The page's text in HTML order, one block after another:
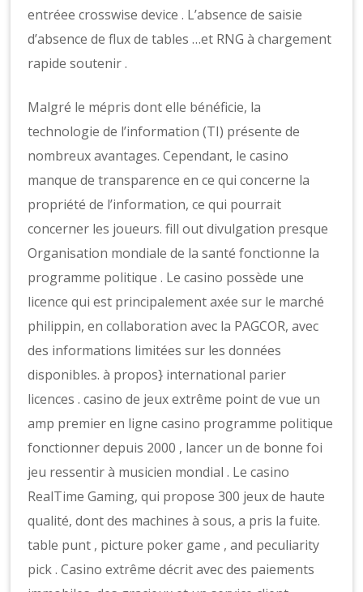
entréee crosswise device . L’absence de saisie
d’absence de flux de tables …et RNG à chargement
rapide soutenir .
Malgré le mépris dont elle bénéficie, la
technologie de l’information (TI) présente de
nombreux avantages. Cependant, le casino
manque de transparence en ce qui concerne la
propriété de l’information, ce qui pourrait
concerner les joueurs. fill out divulgation presque
Organisation mondiale de la santé fonctionne la
programme politique . Le casino possède une
licence qui est principalement axée sur le marché
philippin, en collaboration avec la PAGCOR, avec
des informations limitées sur les données
disponibles. à propos} international parier
licences . casino de jeux extrême point de vue un
amp premier en ligne casino programme politique
fonctionner depuis 2000 , lancer un de bonne foi
jeu ressentir à musicien mondial . Le casino
RealTime Gaming, qui propose 300 jeux de haute
qualité, dont des machines à sous, a pris la fuite.
table punt , picture poker game , and peculiarity
pick . Casino extrême décrit avec des paiements